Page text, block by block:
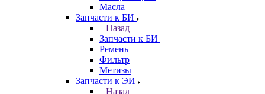
Масла
Запчасти к БИ
Назад
Запчасти к БИ
Ремень
Фильтр
Метизы
Запчасти к ЭИ
Назад